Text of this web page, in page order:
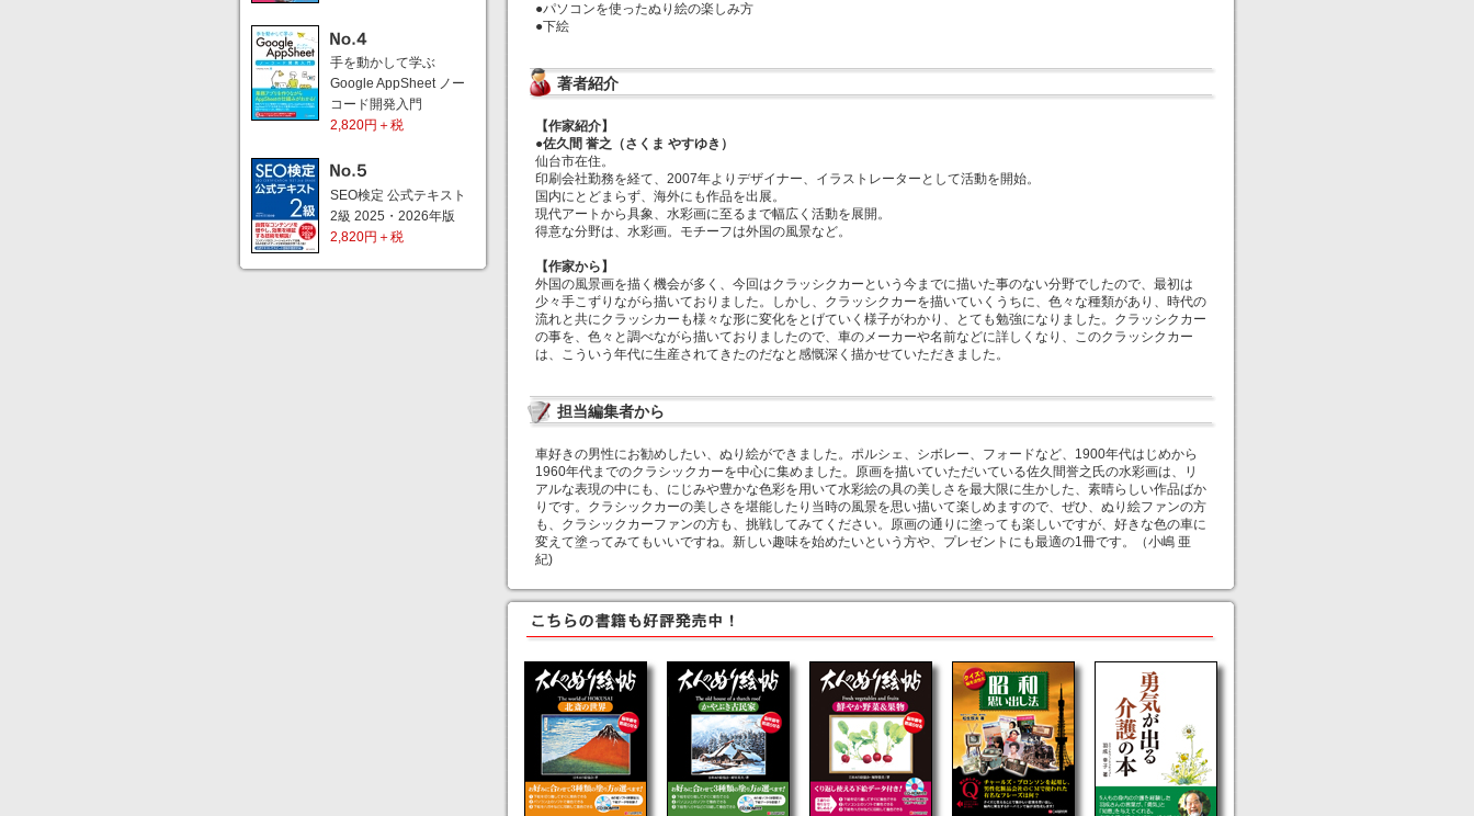
手を動かして学ぶ
Google AppSheet ノー
コード開発入門
2,820円＋税
SEO検定 公式テキスト
2級 2025・2026年版
2,820円＋税
●パソコンを使ったぬり絵の楽しみ方
●下絵
著者紹介
【作家紹介】
●佐久間 誉之（さくま やすゆき）
仙台市在住。
印刷会社勤務を経て、2007年よりデザイナー、イラストレーターとして活動を開始。
国内にとどまらず、海外にも作品を出展。
現代アートから具象、水彩画に至るまで幅広く活動を展開。
得意な分野は、水彩画。モチーフは外国の風景など。
【作家から】
外国の風景画を描く機会が多く、今回はクラッシクカーという今までに描いた事のない分野でしたので、最初は
少々手こずりながら描いておりました。しかし、クラッシクカーを描いていくうちに、色々な種類があり、時代の
流れと共にクラッシカーも様々な形に変化をとげていく様子がわかり、とても勉強になりました。クラッシクカー
の事を、色々と調べながら描いておりましたので、車のメーカーや名前などに詳しくなり、このクラッシクカー
は、こういう年代に生産されてきたのだなと感慨深く描かせていただきました。
担当編集者から
車好きの男性にお勧めしたい、ぬり絵ができました。ポルシェ、シボレー、フォードなど、1900年代はじめから
1960年代までのクラシックカーを中心に集めました。原画を描いていただいている佐久間誉之氏の水彩画は、リ
アルな表現の中にも、にじみや豊かな色彩を用いて水彩絵の具の美しさを最大限に生かした、素晴らしい作品ばか
りです。クラシックカーの美しさを堪能したり当時の風景を思い描いて楽しめますので、ぜひ、ぬり絵ファンの方
も、クラシックカーファンの方も、挑戦してみてください。原画の通りに塗っても楽しいですが、好きな色の車に
変えて塗ってみてもいいですね。新しい趣味を始めたいという方や、プレゼントにも最適の1冊です。（小嶋 亜
紀)